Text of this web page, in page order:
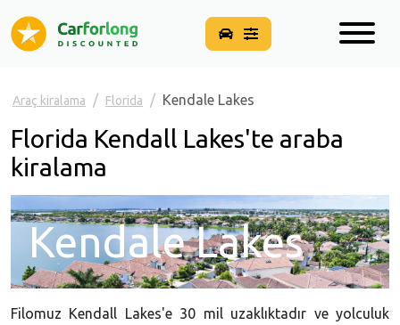
Araç kiralama Florida Kendale Lakes
Florida Kendall Lakes'te araba
kiralama
Kendale Lakes
Filomuz Kendall Lakes'e 30 mil uzaklıktadır ve yolculuk